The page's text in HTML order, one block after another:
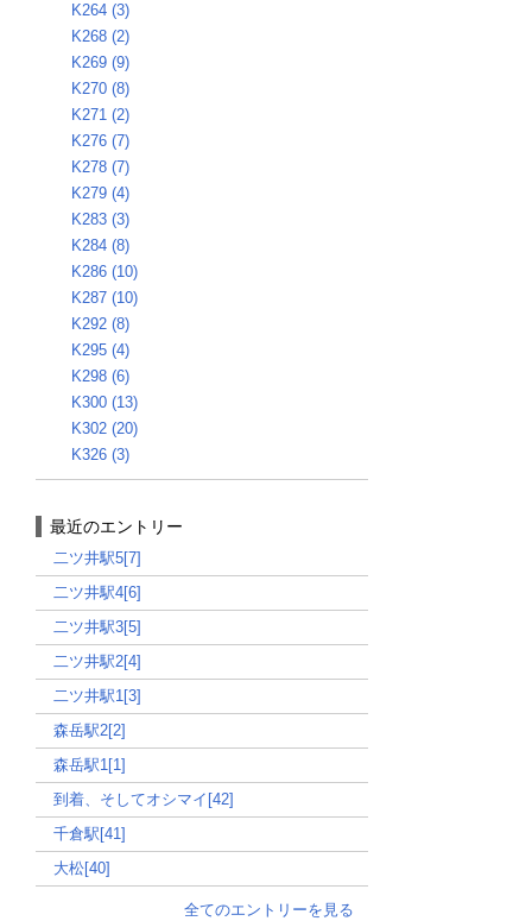
K264 (3)
K268 (2)
K269 (9)
K270 (8)
K271 (2)
K276 (7)
K278 (7)
K279 (4)
K283 (3)
K284 (8)
K286 (10)
K287 (10)
K292 (8)
K295 (4)
K298 (6)
K300 (13)
K302 (20)
K326 (3)
最近のエントリー
二ツ井駅5[7]
二ツ井駅4[6]
二ツ井駅3[5]
二ツ井駅2[4]
二ツ井駅1[3]
森岳駅2[2]
森岳駅1[1]
到着、そしてオシマイ[42]
千倉駅[41]
大松[40]
全てのエントリーを見る